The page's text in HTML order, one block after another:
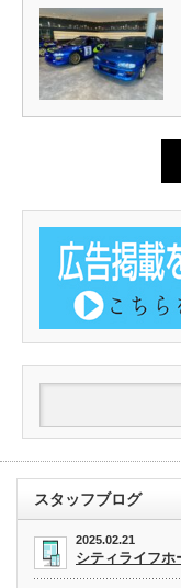
スタッフブログ
2025.02.21
シティライフ